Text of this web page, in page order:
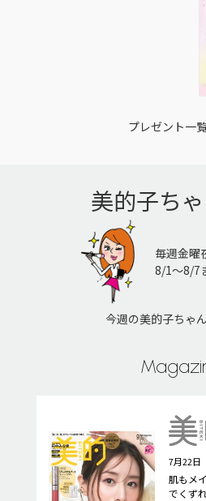
プレゼント一
美的子ち
毎週金曜
8/1〜8/7
今週の美的子ちゃ
7月22
肌もメ
でくず